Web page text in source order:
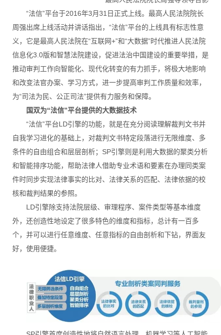
“法信”平台于2016年3月31日正式上线。最高人民法院院长
周强出席上线活动并讲话指出，“法信”平台的上线具有标志性意
义，它是最高人民法院在“互联网+”和“大数据”时代推进人民法院
信息化3.0版和智慧法院建设，促进法治中国建设的重要举措，是
推动审判工作向智能化、现代化转变的有力抓手，将极大地影响
和改变法官办案、学习方式，进一步提高审判工作质量和效率，
为“司法为民、公正司法”提供有力服务和保障。
国双为“法信”平台提供的大数据技术
“法信”平台LD引擎的功能，就是在充分阅读理解裁判文书并
自我学习进化的基础上，对裁判文书特定段落进行无限维度、多
条件的自由组合和层层剖析；SP引擎则是利用大数据的聚类分析
和智能排序功能，帮助法律人借助专业术语和要素在办理同类案
件时同步实现法律事实的比对、法律关系的匹配、法律依据的校
核和裁判结果的参照。
LD引擎除支持法院层级、审理程序、案件类型等基本维度
外，还创造性地设定了很多特色的维度和指标，总计有一百多
个，并可以进行任意维度、任意指标的自由剖析和下钻，界面友
好，使用便捷。